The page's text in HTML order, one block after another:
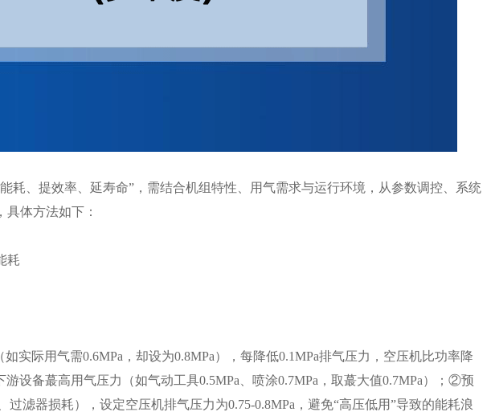
耗、提效率、延寿命”，需结合机组特性、用气需求与运行环境，从参数调控、系统
体方法如下：
耗
实际用气需0.6MPa，却设为0.8MPa），每降低0.1MPa排气压力，空压机比功率降
设备蕞高用气压力（如气动工具0.5MPa、喷涂0.7MPa，取蕞大值0.7MPa）；②预
过滤器损耗），设定空压机排气压力为0.75-0.8MPa，避免“高压低用”导致的能耗浪